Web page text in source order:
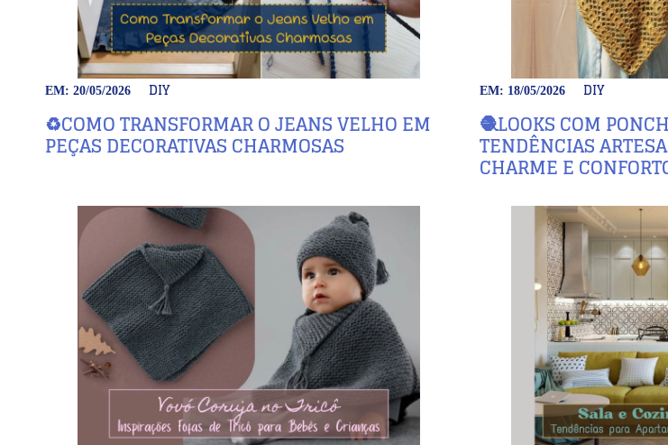
EM: 20/05/2026 DIY
♻️COMO TRANSFORMAR O JEANS VELHO EM
PEÇAS DECORATIVAS CHARMOSAS
EM: 18/05/2026 DIY
🧶LOOKS COM
TENDÊNCIAS
CHARME E